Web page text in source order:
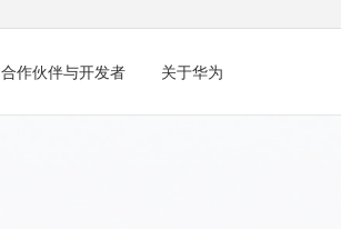
合作伙伴与开发者 关于华为